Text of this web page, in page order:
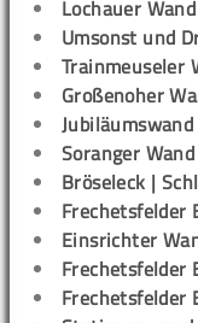
Lochauer Wand
Umsonst und
Trainmeuseler
Großenoher
Soranger
Bröseleck |
Frechetsfelder
Einsrichter
Frechetsfelder
Frechetsfelder